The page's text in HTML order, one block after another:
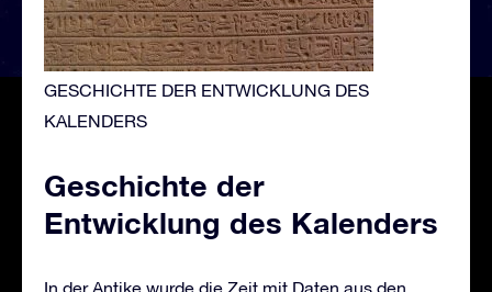
GESCHICHTE DER ENTWICKLUNG DES
KALENDERS
Geschichte der
Entwicklung des Kalenders
In der Antike wurde die Zeit mit Daten aus den